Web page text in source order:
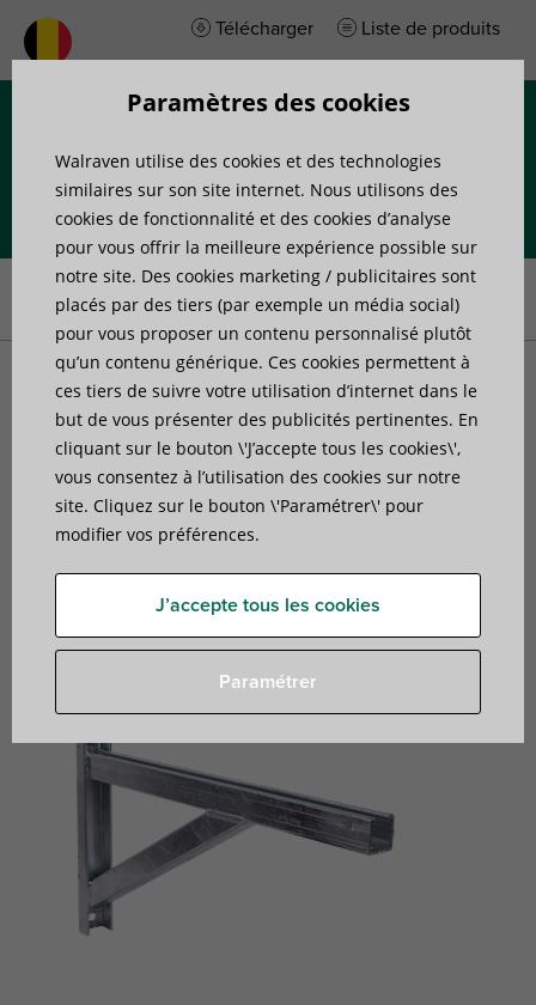
Télécharger Liste de produits
Accueil»Produits» Systèmes de rails»Console murale »
Walraven Consoles murales strut avec renfort (gac)
Walraven Consoles
murales strut avec renfort
(gac)
bras en porte-à-faux avec support soudé
Paramètres des cookies
Walraven utilise des cookies et des technologies
similaires sur son site internet. Nous utilisons des
cookies de fonctionnalité et des cookies d’analyse
pour vous offrir la meilleure expérience possible sur
notre site. Des cookies marketing / publicitaires sont
placés par des tiers (par exemple un média social)
pour vous proposer un contenu personnalisé plutôt
qu’un contenu générique. Ces cookies permettent à
ces tiers de suivre votre utilisation d’internet dans le
but de vous présenter des publicités pertinentes. En
cliquant sur le bouton \'J’accepte tous les cookies\',
vous consentez à l’utilisation des cookies sur notre
site. Cliquez sur le bouton \'Paramétrer\' pour
modifier vos préférences.
J’accepte tous les cookies
Paramétrer